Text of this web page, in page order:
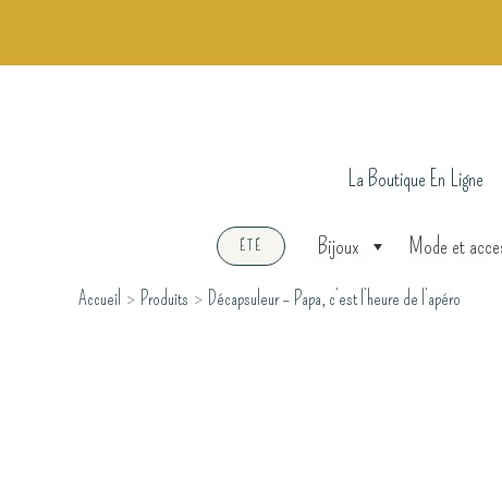
La Boutique En Ligne
ÉTÉ Bijoux Mode et
Accueil Produits Décapsuleur – Papa, c’est l’heure de l’apéro